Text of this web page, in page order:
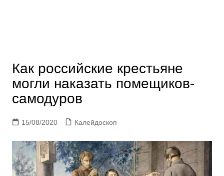
Как российские крестьяне
могли наказать помещиков-
самодуров
15/08/2020 Калейдоскоп